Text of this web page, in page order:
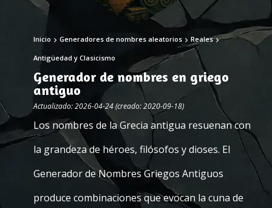
Inicio Generadores de nombres aleatorios Reales
Antigüedad y Clasicismo
Generador de nombres en griego
antiguo
Actualizado: 2026-04-24 (creado: 2020-09-18)
Los nombres de la Grecia antigua resuenan con
la grandeza de héroes, filósofos y dioses. El
Generador de Nombres Griegos Antiguos
produce combinaciones que evocan la cuna de